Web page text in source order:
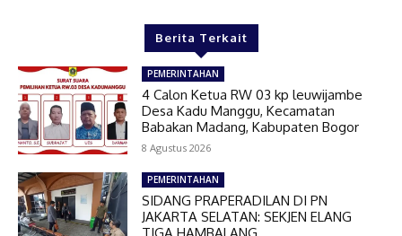
Berita Terkait
PEMERINTAHAN
4 Calon Ketua RW 03 kp leuwijambe
Desa Kadu Manggu, Kecamatan
Babakan Madang, Kabupaten Bogor
8 Agustus 2026
PEMERINTAHAN
SIDANG PRAPERADILAN DI PN
JAKARTA SELATAN: SEKJEN ELANG